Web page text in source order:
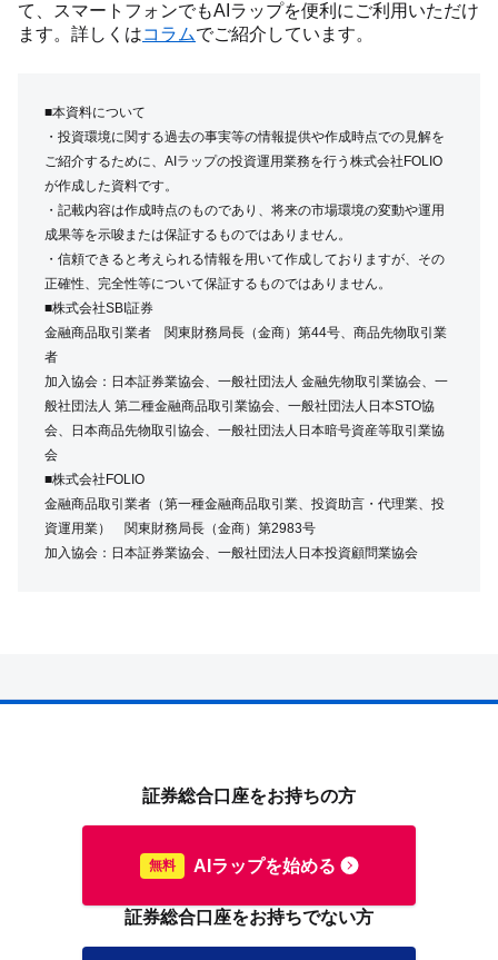
て、スマートフォンでもAIラップを便利にご利用いただけ
ます。詳しくはコラムでご紹介しています。
■本資料について
・投資環境に関する過去の事実等の情報提供や作成時点での見解を
ご紹介するために、AIラップの投資運用業務を行う株式会社FOLIO
が作成した資料です。
・記載内容は作成時点のものであり、将来の市場環境の変動や運用
成果等を示唆または保証するものではありません。
・信頼できると考えられる情報を用いて作成しておりますが、その
正確性、完全性等について保証するものではありません。
■株式会社SBI証券
金融商品取引業者 関東財務局長（金商）第44号、商品先物取引業
者
加入協会：日本証券業協会、一般社団法人 金融先物取引業協会、一
般社団法人 第二種金融商品取引業協会、一般社団法人日本STO協
会、日本商品先物取引協会、一般社団法人日本暗号資産等取引業協
会
■株式会社FOLIO
金融商品取引業者（第一種金融商品取引業、投資助言・代理業、投
資運用業） 関東財務局長（金商）第2983号
加入協会：日本証券業協会、一般社団法人日本投資顧問業協会
証券総合口座をお持ちの方
AIラップを始める
証券総合口座をお持ちでない方